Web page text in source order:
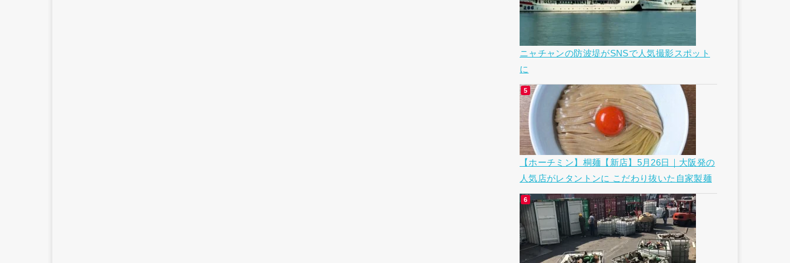
ニャチャンの防波堤がSNSで人気撮影スポット
に
【ホーチミン】桐麺【新店】5月26日｜大阪発の
人気店がレタントンに こだわり抜いた自家製麺